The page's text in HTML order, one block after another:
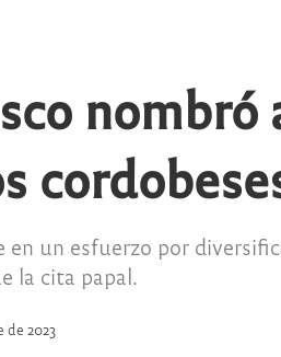
un esfuerzo por
la cita papal.
de 2023